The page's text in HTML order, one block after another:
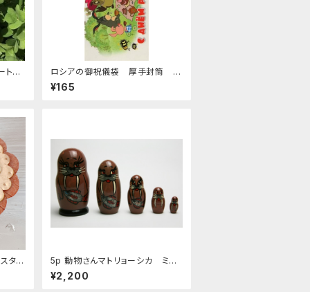
ト型
ロシアの御祝儀袋 厚手封筒 E
-154 「ロシアのプーさん 誕生
日」
¥165
タ・
5p 動物さんマトリョーシカ ミニ
サイズ 「せいうち」 10ｃｍ
MT202
¥2,200